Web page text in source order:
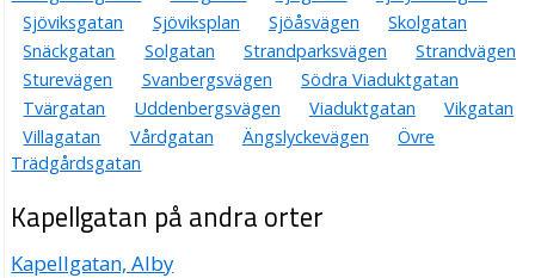
Sjöviksgatan
Sjöviksplan Sjöåsvägen
Skolgatan
Snäckgatan
Solgatan Strandparksvägen
Strandvägen
Sturevägen
Svanbergsvägen
Södra Viaduktgatan
Tvärgatan
Uddenbergsvägen Viaduktgatan
Vikgatan
Villagatan
Vårdgatan Ängslyckevägen
Övre
Trädgårdsgatan
Kapellgatan på andra orter
Kapellgatan, Alby